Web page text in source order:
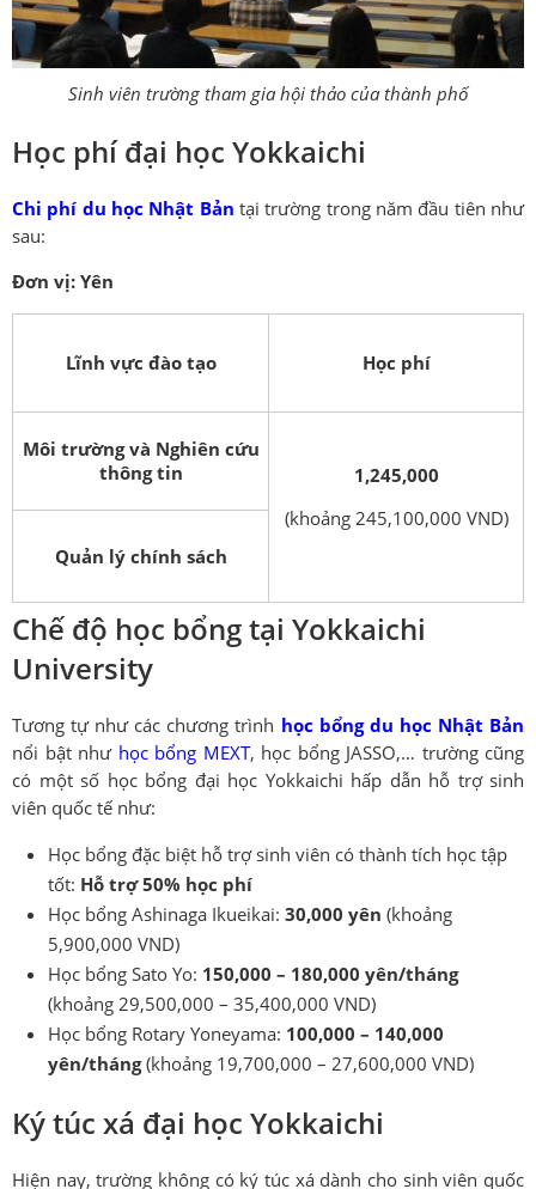
Sinh viên trường tham gia hội thảo của thành phố
Học phí đại học Yokkaichi
Chi phí du học Nhật Bản tại trường trong năm đầu tiên như
sau:
Đơn vị: Yên
Lĩnh vực đào tạo Học phí
Môi trường và Nghiên cứu
thông tin
1,245,000
(khoảng 245,100,000 VND)
Quản lý chính sách
Chế độ học bổng tại Yokkaichi
University
Tương tự như các chương trình học bổng du học Nhật Bản
nổi bật như học bổng MEXT, học bổng JASSO,… trường cũng
có một số học bổng đại học Yokkaichi hấp dẫn hỗ trợ sinh
viên quốc tế như:
Học bổng đặc biệt hỗ trợ sinh viên có thành tích học tập
tốt: Hỗ trợ 50% học phí
Học bổng Ashinaga Ikueikai: 30,000 yên (khoảng
5,900,000 VND)
Học bổng Sato Yo: 150,000 – 180,000 yên/tháng
(khoảng 29,500,000 – 35,400,000 VND)
Học bổng Rotary Yoneyama: 100,000 – 140,000
yên/tháng(khoảng 19,700,000 – 27,600,000 VND)
Ký túc xá đại học Yokkaichi
Hiện nay, trường không có ký túc xá dành cho sinh viên quốc